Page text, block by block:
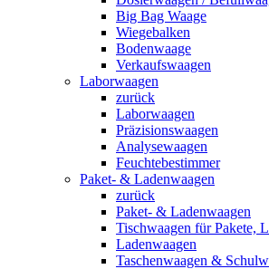
Big Bag Waage
Wiegebalken
Bodenwaage
Verkaufswaagen
Laborwaagen
zurück
Laborwaagen
Präzisionswaagen
Analysewaagen
Feuchtebestimmer
Paket- & Ladenwaagen
zurück
Paket- & Ladenwaagen
Tischwaagen für Pakete,
Ladenwaagen
Taschenwaagen &